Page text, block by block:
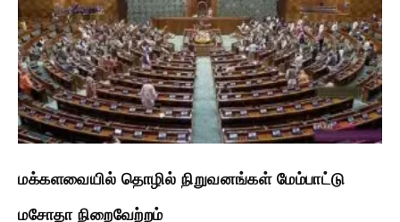
மக்களவையில் தொழில் நிறுவனங்கள் மேம்பாட்டு
மசோதா நிறைவேற்றம்